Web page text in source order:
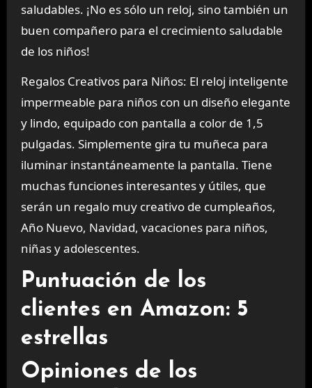
saludables. ¡No es sólo un reloj, sino también un
buen compañero para el crecimiento saludable
de los niños!
Regalos Creativos para Niños: El reloj inteligente
impermeable para niños con un diseño elegante
y lindo, equipado con pantalla a color de 1,5
pulgadas. Simplemente gira tu muñeca para
iluminar instantáneamente la pantalla. Tiene
muchas funciones interesantes y útiles, que
serán un regalo muy creativo de cumpleaños,
Año Nuevo, Navidad, vacaciones para niños,
niñas y adolescentes.
Puntuación de los
clientes en Amazon: 5
estrellas
Opiniones de los